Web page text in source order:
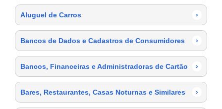
Aluguel de Carros ›
Bancos de Dados e Cadastros de Consumidores ›
Bancos, Financeiras e Administradoras de Cartão ›
Bares, Restaurantes, Casas Noturnas e Similares ›